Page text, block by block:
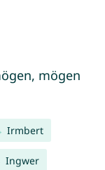
mögen
Irmbert
Ingwer